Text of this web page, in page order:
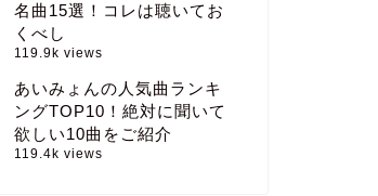
名曲15選！コレは聴いてお
くべし
119.9k views
あいみょんの人気曲ランキ
ングTOP10！絶対に聞いて
欲しい10曲をご紹介
119.4k views